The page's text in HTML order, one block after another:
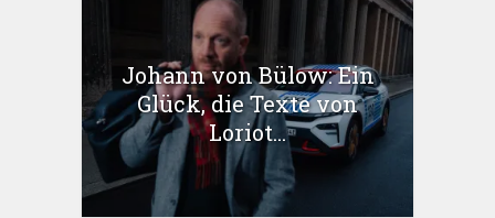
Johann von Bülow: Ein
Glück, die Texte von
Loriot...